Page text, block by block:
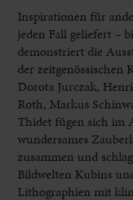
Inspirationen für
jeden Fall geliefert –
demonstriert die
der zeitgenössischen
Dorota Jurczak,
Roth, Markus
Thidet fügen sich im
wundersames
zusammen und
Bildwelten Kubins
Lithographien mit